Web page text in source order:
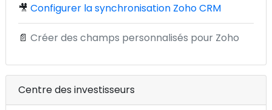
🎥 Configurer la synchronisation Zoho CRM
📄 Créer des champs personnalisés pour Zoho
Centre des investisseurs